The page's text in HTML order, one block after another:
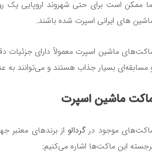
ممکن است برای حتی شهروند اروپایی یک
های ایرانی اسپرت شده باشند.
ماشین اسپرت معمولاً دارای جزئیات
مسابقه‌ای بسیار جذاب هستند و می‌توانند به
ماشین اسپرت
موجود درگردالو از برندهای معتبر
این ماکت‌ها اشاره می‌کنیم: